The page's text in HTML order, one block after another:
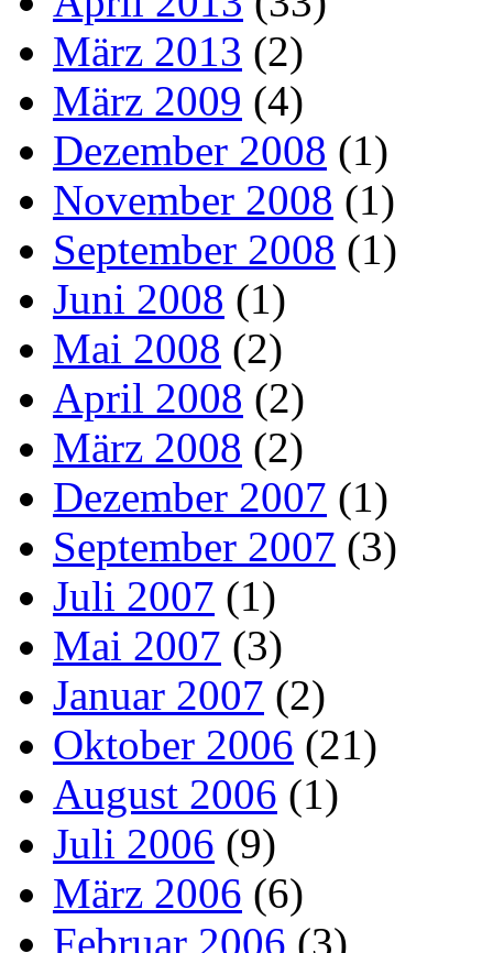
März 2013 (2)
März 2009 (4)
Dezember 2008 (1)
November 2008 (1)
September 2008 (1)
Juni 2008 (1)
Mai 2008 (2)
April 2008 (2)
März 2008 (2)
Dezember 2007 (1)
September 2007 (3)
Juli 2007 (1)
Mai 2007 (3)
Januar 2007 (2)
Oktober 2006 (21)
August 2006 (1)
Juli 2006 (9)
März 2006 (6)
Februar 2006 (3)